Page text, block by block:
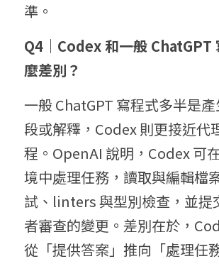
準。
Q4｜Codex 和一般 ChatGPT
麼差別？
一般 ChatGPT 寫程式多半是
段或解釋，Codex 則更接近代
程。OpenAI 說明，Codex 可
境中處理任務，讀取與編輯檔
試、linters 與型別檢查，並提
者審查的變更。差別在於，
從「提供答案」推向「處理任